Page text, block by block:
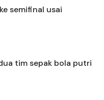
semifinal usai
tim sepak bola putri